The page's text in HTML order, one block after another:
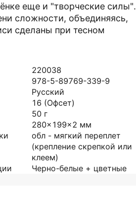
еще и "творческие силы".
сложности, объединяясь,
сделаны при тесном
220038
978-5-89769-339-9
Русский
16 (Офсет)
50 г
280x199x2 мм
обл - мягкий переплет
(крепление скрепкой или
клеем)
Черно-белые + цветные